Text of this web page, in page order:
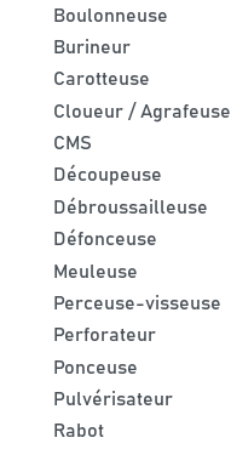
Boulonneuse
Burineur
Carotteuse
Cloueur / Agrafeuse
CMS
Découpeuse
Débroussailleuse
Défonceuse
Meuleuse
Perceuse-visseuse
Perforateur
Ponceuse
Pulvérisateur
Rabot